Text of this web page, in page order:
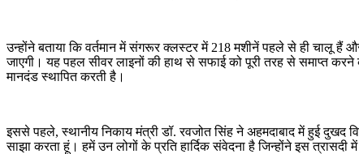
उन्होंने बताया कि वर्तमान में संगरूर क्लस्टर में 218 मशीनें पहले से ही चालू हैं
जाएगी। यह पहल सीवर लाइनों की हाथ से सफाई को पूरी तरह से समाप्त करने
मानदंड स्थापित करती है।
इससे पहले, स्थानीय निकाय मंत्री डॉ. रवजोत सिंह ने अहमदाबाद में हुई दुखद
साझा करता हूं। हमें उन लोगों के प्रति हार्दिक संवेदना है जिन्होंने इस त्रासदी